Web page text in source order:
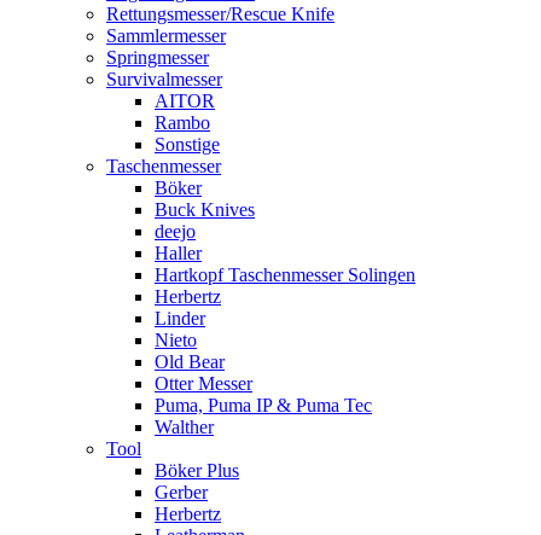
Rettungsmesser/Rescue Knife
Sammlermesser
Springmesser
Survivalmesser
AITOR
Rambo
Sonstige
Taschenmesser
Böker
Buck Knives
deejo
Haller
Hartkopf Taschenmesser Solingen
Herbertz
Linder
Nieto
Old Bear
Otter Messer
Puma, Puma IP & Puma Tec
Walther
Tool
Böker Plus
Gerber
Herbertz